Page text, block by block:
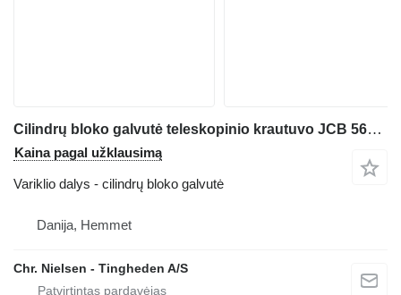
Cilindrų bloko galvutė teleskopinio krautuvo JCB 560-80
Kaina pagal užklausimą
Variklio dalys - cilindrų bloko galvutė
Danija, Hemmet
Chr. Nielsen - Tingheden A/S